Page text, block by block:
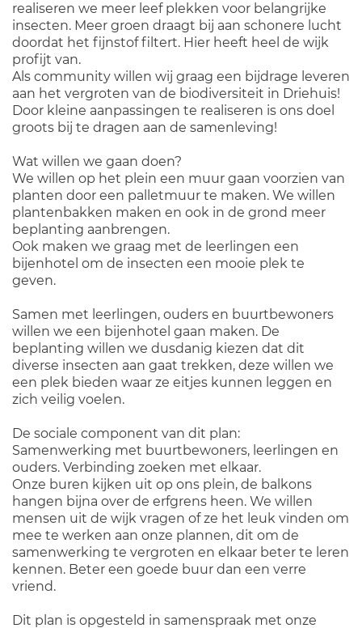
realiseren we meer leef plekken voor belangrijke
insecten. Meer groen draagt bij aan schonere lucht
doordat het fijnstof filtert. Hier heeft heel de wijk
profijt van.
Als community willen wij graag een bijdrage leveren
aan het vergroten van de biodiversiteit in Driehuis!
Door kleine aanpassingen te realiseren is ons doel
groots bij te dragen aan de samenleving!
Wat willen we gaan doen?
We willen op het plein een muur gaan voorzien van
planten door een palletmuur te maken. We willen
plantenbakken maken en ook in de grond meer
beplanting aanbrengen.
Ook maken we graag met de leerlingen een
bijenhotel om de insecten een mooie plek te
geven.
Samen met leerlingen, ouders en buurtbewoners
willen we een bijenhotel gaan maken. De
beplanting willen we dusdanig kiezen dat dit
diverse insecten aan gaat trekken, deze willen we
een plek bieden waar ze eitjes kunnen leggen en
zich veilig voelen.
De sociale component van dit plan:
Samenwerking met buurtbewoners, leerlingen en
ouders. Verbinding zoeken met elkaar.
Onze buren kijken uit op ons plein, de balkons
hangen bijna over de erfgrens heen. We willen
mensen uit de wijk vragen of ze het leuk vinden om
mee te werken aan onze plannen, dit om de
samenwerking te vergroten en elkaar beter te leren
kennen. Beter een goede buur dan een verre
vriend.
Dit plan is opgesteld in samenspraak met onze